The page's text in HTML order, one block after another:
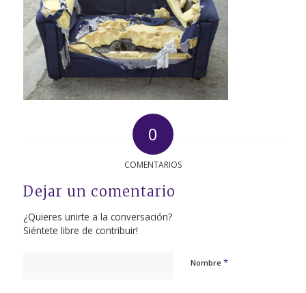
0
COMENTARIOS
Dejar un comentario
¿Quieres unirte a la conversación?
Siéntete libre de contribuir!
Nombre *